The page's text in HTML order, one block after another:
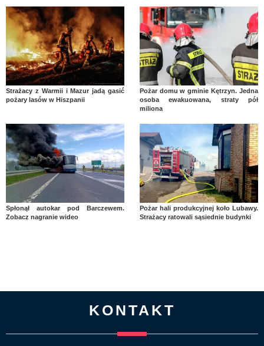
Strażacy z Warmii i Mazur jadą gasić
pożary lasów w Hiszpanii
Pożar domu w gminie Kętrzyn. Jedna
osoba ewakuowana, straty pół
miliona
Spłonął autokar pod Barczewem.
Zobacz nagranie wideo
Pożar hali produkcyjnej koło Lubawy.
Strażacy ratowali sąsiednie budynki
KONTAKT